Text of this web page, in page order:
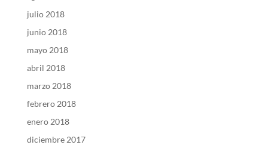
julio 2018
junio 2018
mayo 2018
abril 2018
marzo 2018
febrero 2018
enero 2018
diciembre 2017